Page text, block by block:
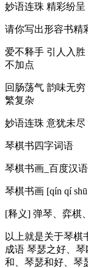
妙语连珠 精彩纷呈
请你写出形容书精
爱不释手 引人入
不加点
回肠荡气 韵味无
繁复杂
妙语连珠 意犹未
琴棋书四字词语
琴棋书画_百度汉语
琴棋书画 [qín qí
[释义] 弹琴、弈棋
以上就是关于琴棋
成语 琴瑟之好、
和、琴瑟和好、琴